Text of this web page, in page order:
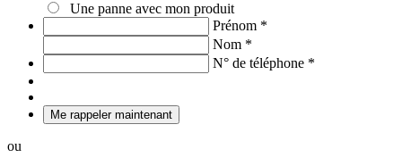
Une panne avec mon produit
Prénom *
Nom *
N° de téléphone *
Me rappeler maintenant
ou